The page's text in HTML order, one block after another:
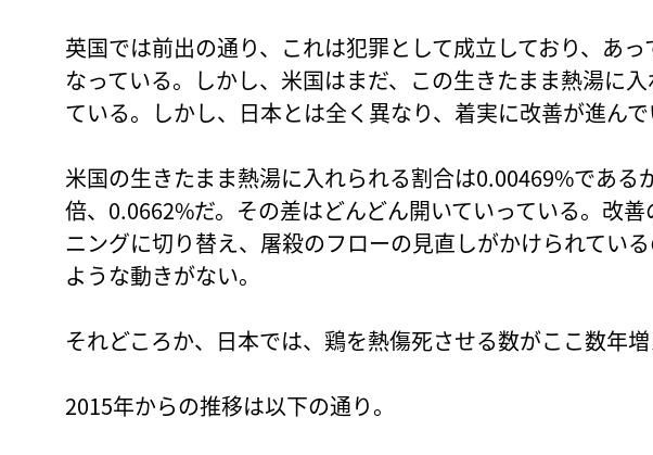
英国では前出の通り、これは犯罪として成立しており、あ
なっている。しかし、米国はまだ、この生きたまま熱湯に
ている。しかし、日本とは全く異なり、着実に改善が進んで
米国の生きたまま熱湯に入れられる割合は0.00469%である
倍、0.0662%だ。その差はどんどん開いていっている。改
ニングに切り替え、屠殺のフローの見直しがかけられてい
ような動きがない。
それどころか、日本では、鶏を熱傷死させる数がここ数年増
2015年からの推移は以下の通り。